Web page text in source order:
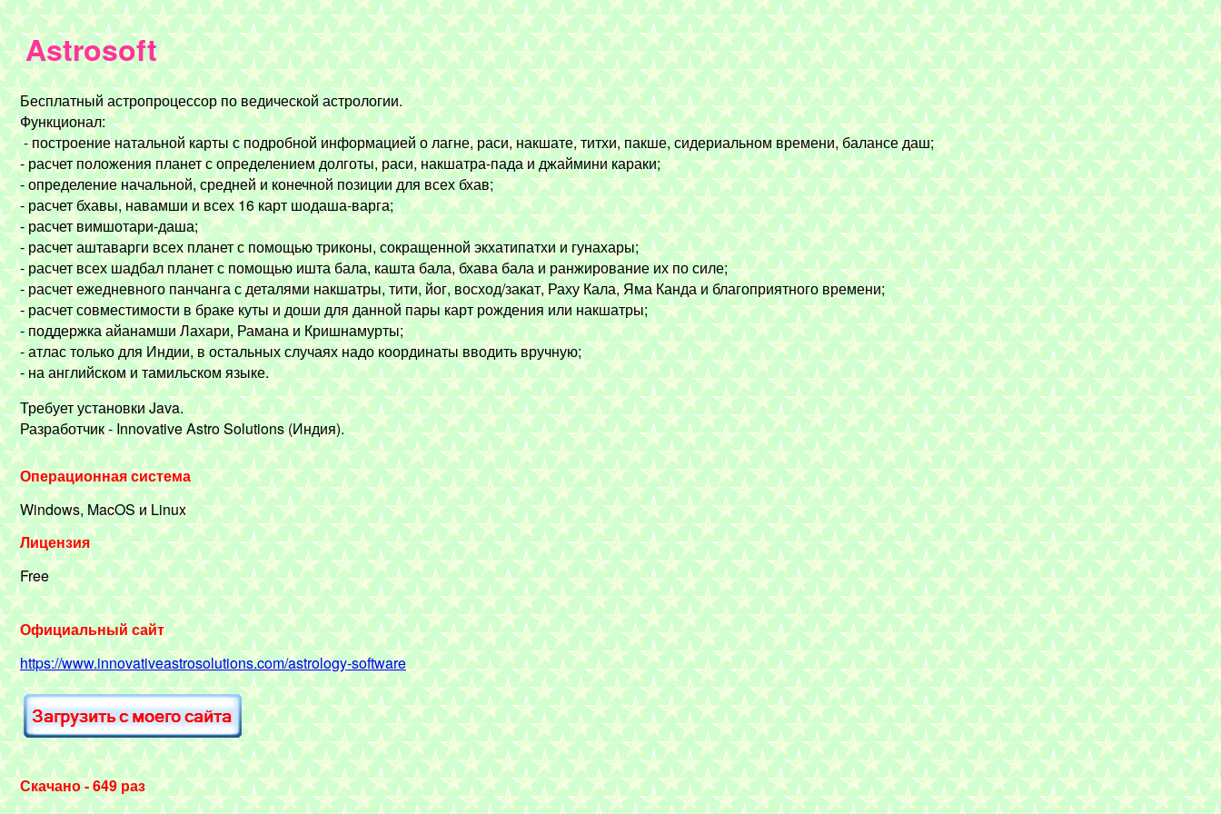
Astrosoft
Бесплатный астропроцессор по ведической астрологии.
Функционал:
- построение натальной карты с подробной информацией о лагне, раси, накшате, титхи, пакше, сидериальном времени, балансе даш;
- расчет положения планет с определением долготы, раси, накшатра-пада и джаймини караки;
- определение начальной, средней и конечной позиции для всех бхав;
- расчет бхавы, навамши и всех 16 карт шодаша-варга;
- расчет вимшотари-даша;
- расчет аштаварги всех планет с помощью триконы, сокращенной экхатипатхи и гунахары;
- расчет всех шадбал планет с помощью ишта бала, кашта бала, бхава бала и ранжирование их по силе;
- расчет ежедневного панчанга с деталями накшатры, тити, йог, восход/закат, Раху Кала, Яма Канда и благоприятного времени;
- расчет совместимости в браке куты и доши для данной пары карт рождения или накшатры;
- поддержка айанамши Лахари, Рамана и Кришнамурты;
- атлас только для Индии, в остальных случаях надо координаты вводить вручную;
- на английском и тамильском языке.
Требует установки Java.
Разработчик - Innovative Astro Solutions (Индия).
Операционная система
Windows, MacOS и Linux
Лицензия
Free
Официальный сайт
https://www.innovativeastrosolutions.com/astrology-software
Скачано - 649 раз